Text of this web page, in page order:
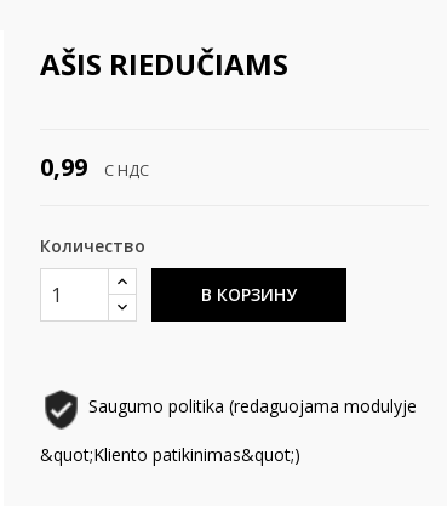
AŠIS RIEDUČIAMS
0,99 С НДС
Количество
В КОРЗИНУ
Saugumo politika (redaguojama modulyje
&quot;Kliento patikinimas&quot;)